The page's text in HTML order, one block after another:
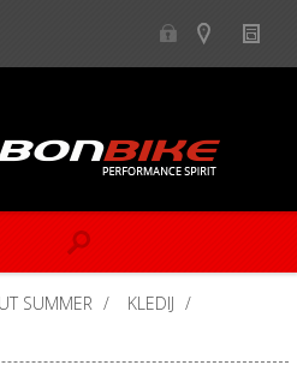
SUMMER / KLEDIJ /